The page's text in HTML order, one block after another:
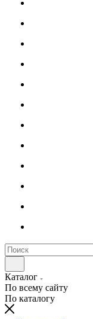
Каталог
По всему сайту
По каталогу